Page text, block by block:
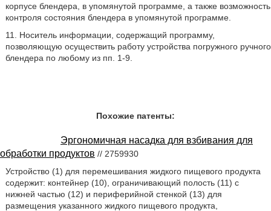
корпусе блендера, в упомянутой программе, а также возможность
контроля состояния блендера в упомянутой программе.
11. Носитель информации, содержащий программу,
позволяющую осуществить работу устройства погружного ручного
блендера по любому из пп. 1-9.
Похожие патенты:
Эргономичная насадка для взбивания для
обработки продуктов // 2759930
Устройство (1) для перемешивания жидкого пищевого продукта
содержит: контейнер (10), ограничивающий полость (11) с
нижней частью (12) и периферийной стенкой (13) для
размещения указанного жидкого пищевого продукта,